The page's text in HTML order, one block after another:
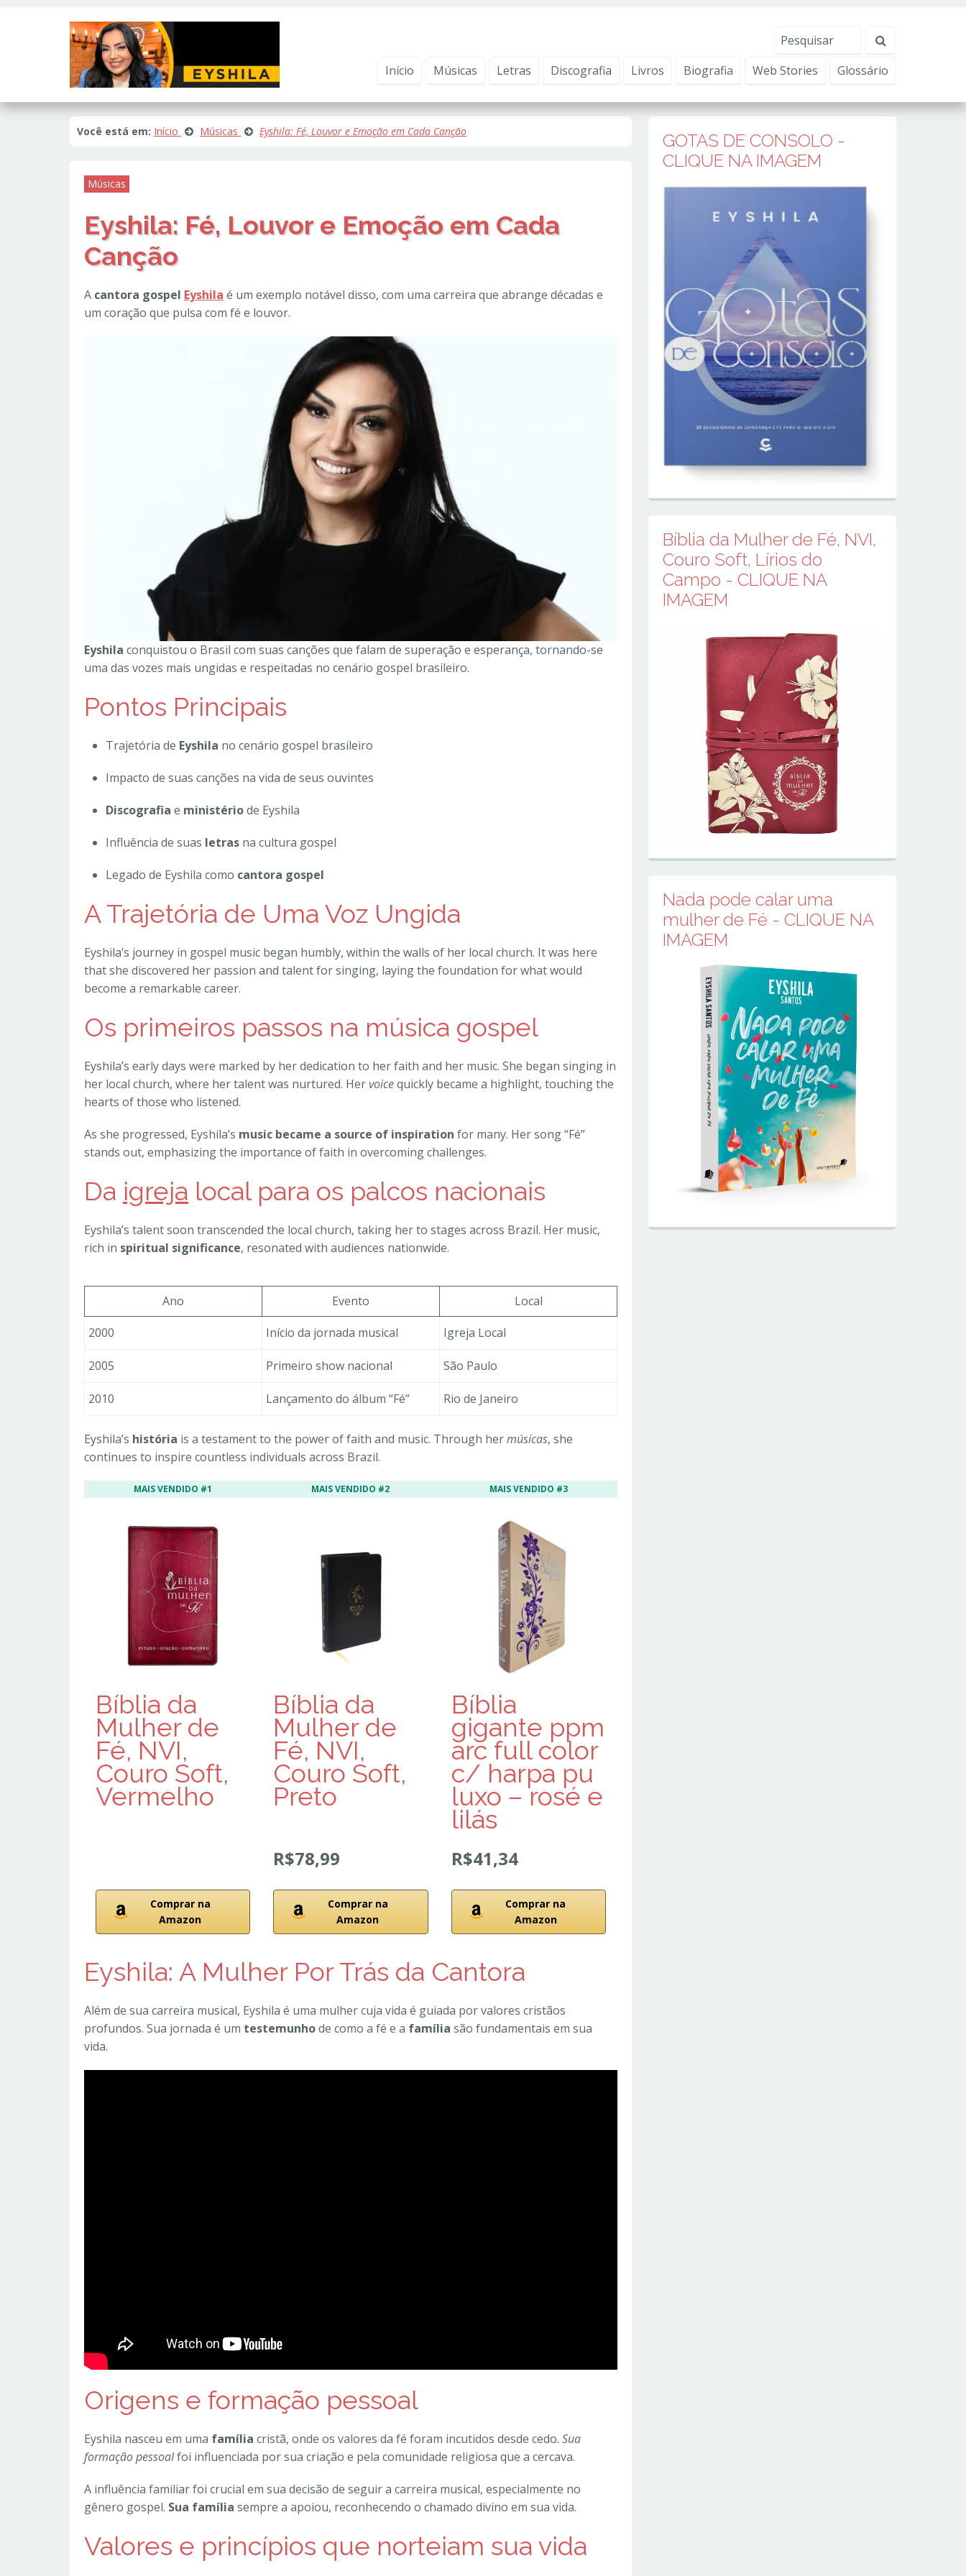
Início Músicas Letras Discografia Livros Biografia Web Stories Glossário
Você está em: Início Músicas Eyshila: Fé, Louvor e Emoção em Cada Canção
Músicas
Eyshila: Fé, Louvor e Emoção em Cada
Canção
A cantora gospel Eyshila é um exemplo notável disso, com uma carreira que abrange décadas e
um coração que pulsa com fé e louvor.
Eyshila conquistou o Brasil com suas canções que falam de superação e esperança, tornando-se
uma das vozes mais ungidas e respeitadas no cenário gospel brasileiro.
Pontos Principais
Trajetória de Eyshila no cenário gospel brasileiro
Impacto de suas canções na vida de seus ouvintes
Discografia e ministériode Eyshila
Influência de suas letras na cultura gospel
Legado de Eyshila como cantora gospel
A Trajetória de Uma Voz Ungida
Eyshila’s journey in gospel music began humbly, within the walls of her local church. It was here
that she discovered her passion and talent for singing, laying the foundation for what would
become a remarkable career.
Os primeiros passos na música gospel
Eyshila’s early days were marked by her dedication to her faith and her music. She began singing in
her local church, where her talent was nurtured. Hervoicequickly became a highlight, touching the
hearts of those who listened.
As she progressed, Eyshila’s music became a source of inspiration for many. Her song “Fé”
stands out, emphasizing the importance of faith in overcoming challenges.
Da igreja local para os palcos nacionais
Eyshila’s talent soon transcended the local church, taking her to stages across Brazil. Her music,
rich in spiritual significance, resonated with audiences nationwide.
Ano Evento
Local
2000
Início da jornada musical Igreja Local
2005 Primeiro show nacional São Paulo
2010 Lançamento do álbum “Fé” Rio de Janeiro
Eyshila’s história is a testament to the power of faith and music. Through hermúsicas, she
continues to inspire countless individuals across Brazil.
MAIS VENDIDO #1
Bíblia da
Mulher de
Fé, NVI,
Couro Soft,
Vermelho
Comprar na
Amazon
MAIS VENDIDO #2
Bíblia da
Mulher de
Fé, NVI,
Couro Soft,
Preto
R$78,99
Comprar na
Amazon
MAIS VENDIDO #3
Bíblia
gigante ppm
arc full color
c/ harpa pu
luxo – rosé e
lilás
R$41,34
Comprar na
Amazon
Eyshila: A Mulher Por Trás da Cantora
Além de sua carreira musical, Eyshila é uma mulher cuja vida é guiada por valores cristãos
profundos. Sua jornada é um testemunhode como a fé e a família são fundamentais em sua
vida.
Origens e formação pessoal
Eyshila nasceu em uma família cristã, onde os valores da fé foram incutidos desde cedo. Sua
formação pessoalfoi influenciada por sua criação e pela comunidade religiosa que a cercava.
A influência familiar foi crucial em sua decisão de seguir a carreira musical, especialmente no
gênero gospel. Sua família sempre a apoiou, reconhecendo o chamado divino em sua vida.
Valores e princípios que norteiam sua vida
GOTAS DE CONSOLO -
CLIQUE NA IMAGEM
Bíblia da Mulher de Fé, NVI,
Couro Soft, Lírios do
Campo - CLIQUE NA
IMAGEM
Nada pode calar uma
mulher de Fé - CLIQUE NA
IMAGEM
fornecer conteúdo de terceiros. Leia mais emPolítica de Cookies e Privacidade